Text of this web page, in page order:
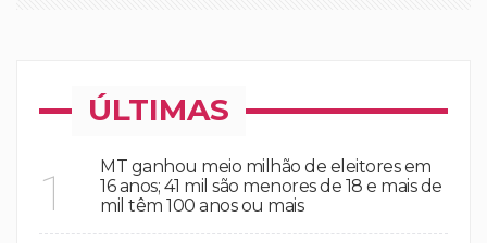
ÚLTIMAS
1
MT ganhou meio milhão de eleitores em
16 anos; 41 mil são menores de 18 e mais de
mil têm 100 anos ou mais